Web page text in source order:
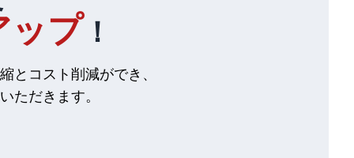
ップ ！
とコスト削減ができ、
ただきます。